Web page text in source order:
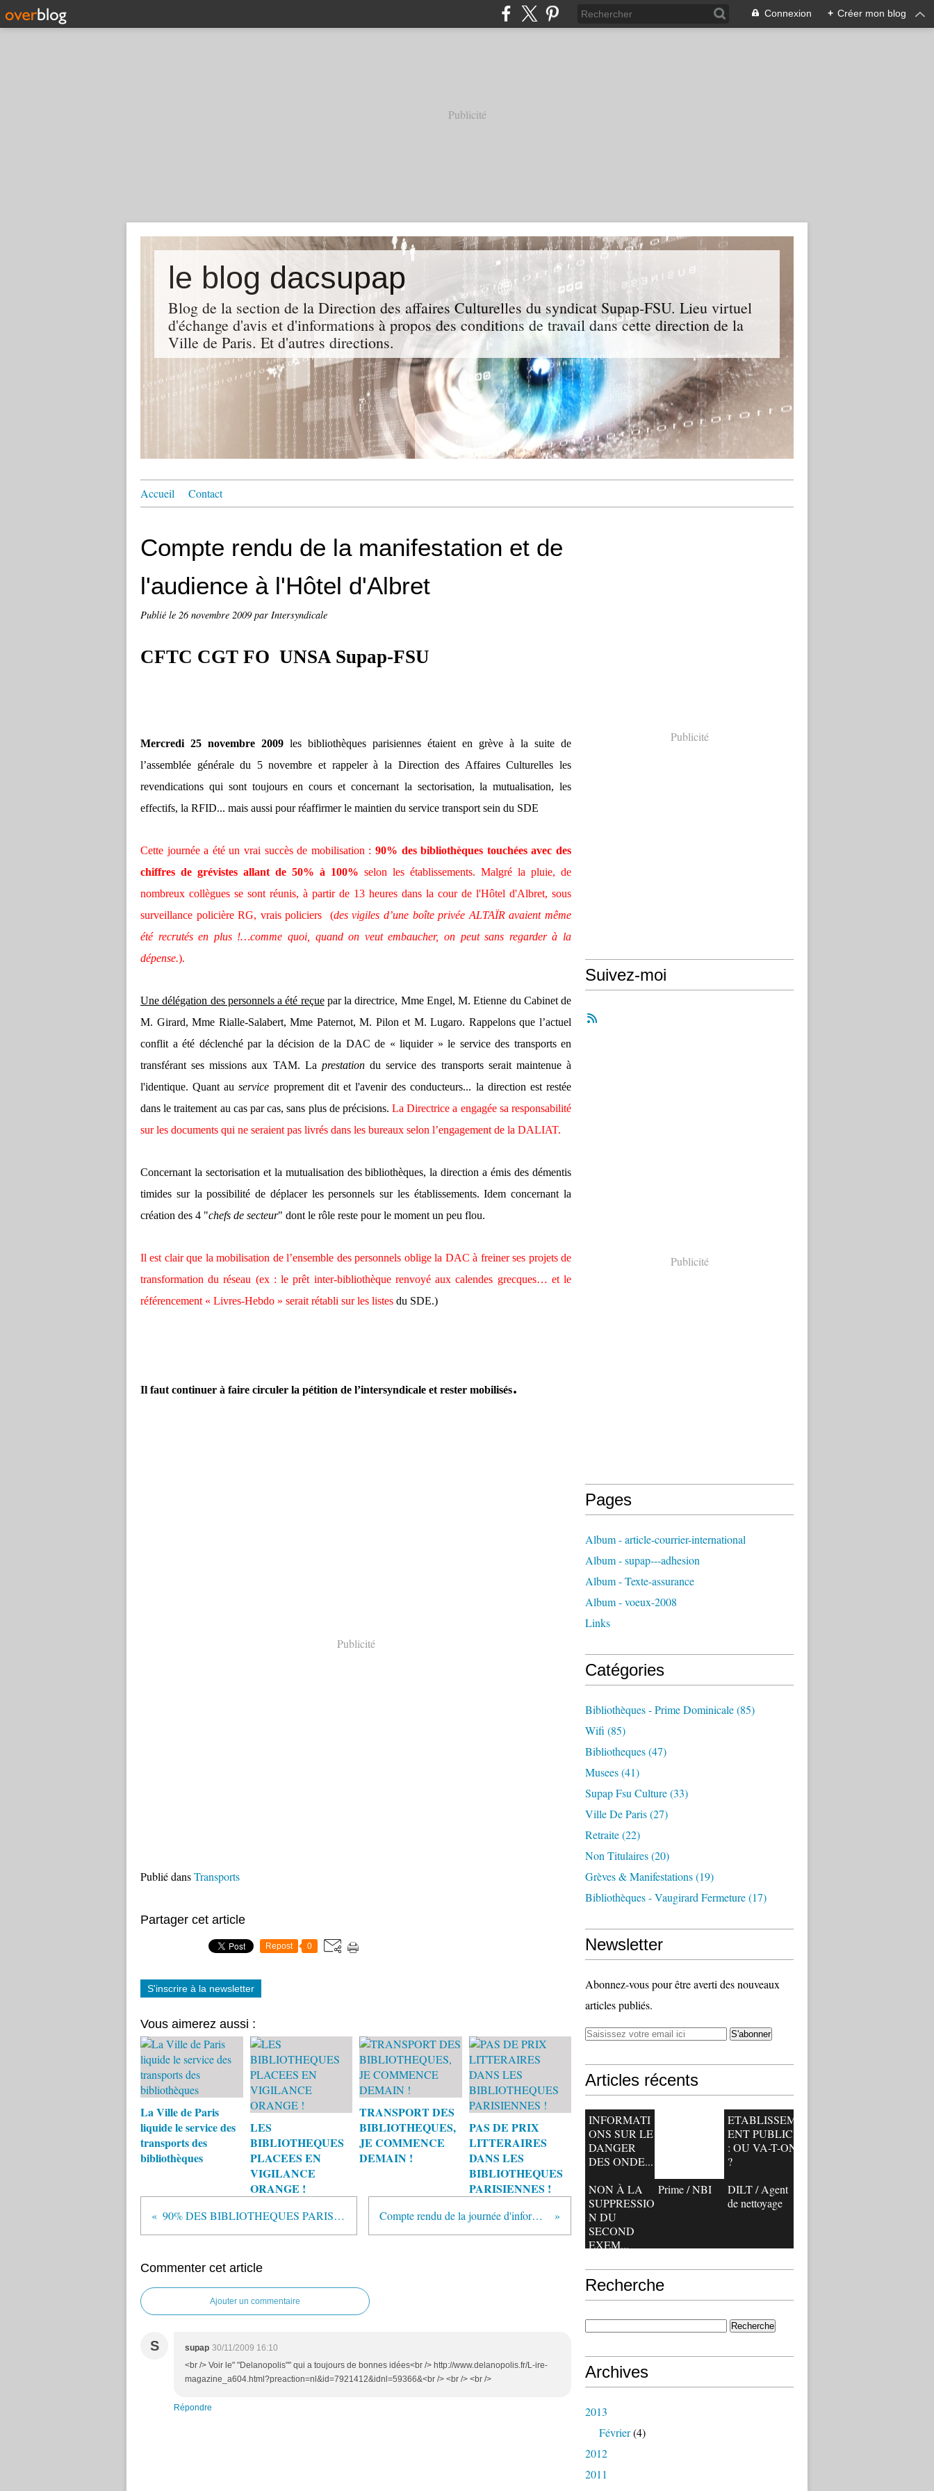
Connexion + Créer mon blog
Publicité
le blog dacsupap
Blog de la section de la Direction des affaires Culturelles du syndicat Supap-FSU. Lieu virtuel
d'échange d'avis et d'informations à propos des conditions de travail dans cette direction de la
Ville de Paris. Et d'autres directions.
Accueil Contact
Compte rendu de la manifestation et de
l'audience à l'Hôtel d'Albret
Publié le 26 novembre 2009 par Intersyndicale
CFTC CGT FO UNSA Supap-FSU
Mercredi 25 novembre 2009 les bibliothèques parisiennes étaient en grève à la suite de
l’assemblée générale du 5 novembre et rappeler à la Direction des Affaires Culturelles les
revendications qui sont toujours en cours et concernant la sectorisation, la mutualisation, les
effectifs, la RFID... mais aussi pour réaffirmer le maintien du service transport sein du SDE
Cette journée a été un vrai succès de mobilisation : 90% des bibliothèques touchées avec des
chiffres de grévistes allant de 50% à 100% selon les établissements. Malgré la pluie, de
nombreux collègues se sont réunis, à partir de 13 heures dans la cour de l'Hôtel d'Albret, sous
surveillance policière RG, vrais policiers (des vigiles d’une boîte privée ALTAÏR avaient même
été recrutés en plus !…comme quoi, quand on veut embaucher, on peut sans regarder à la
dépense.).
Une délégation des personnels a été reçuepar la directrice, Mme Engel, M. Etienne du Cabinet de
M. Girard, Mme Rialle-Salabert, Mme Paternot, M. Pilon et M. Lugaro. Rappelons que l’actuel
conflit a été déclenché par la décision de la DAC de « liquider » le service des transports en
transférant ses missions aux TAM. La prestationdu service des transports serait maintenue à
l'identique. Quant auservice proprement dit et l'avenir des conducteurs... la direction est restée
dans le traitement au cas par cas, sans plus de précisions. La Directrice a engagée sa responsabilité
sur les documents qui ne seraient pas livrés dans les bureaux selon l’engagement de la DALIAT.
Concernant la sectorisation et la mutualisation des bibliothèques, la direction a émis des démentis
timides sur la possibilité de déplacer les personnels sur les établissements. Idem concernant la
création des 4 "chefs de secteur" dont le rôle reste pour le moment un peu flou.
Il est clair que la mobilisation de l’ensemble des personnels oblige la DAC à freiner ses projets de
transformation du réseau (ex : le prêt inter-bibliothèque renvoyé aux calendes grecques… et le
référencement « Livres-Hebdo » serait rétabli sur les listes du SDE.)
Il faut continuer à faire circuler la pétition de l’intersyndicale et rester mobilisés.
Publicité
Publié dansTransports
Partager cet article
Repost 0
S'inscrire à la newsletter
Vous aimerez aussi :
La Ville de Paris
liquide le service des
transports des
bibliothèques
LES
BIBLIOTHEQUES
PLACEES EN
VIGILANCE
ORANGE !
TRANSPORT DES
BIBLIOTHEQUES,
JE COMMENCE
DEMAIN !
PAS DE PRIX
LITTERAIRES
DANS LES
BIBLIOTHEQUES
PARISIENNES !
90% DES BIBLIOTHEQUES PARISIENNES TOUCHEES Compte rendu de la journée d'information radiofréquences
Commenter cet article
Ajouter un commentaire
S supap 30/11/2009 16:10
<br /> Voir le" "Delanopolis"" qui a toujours de bonnes idées<br /> http://www.delanopolis.fr/L-ire-
magazine_a604.html?preaction=nl&id=7921412&idnl=59366&<br /> <br /> <br />
Répondre
Publicité
Suivez-moi
Publicité
Pages
Album - article-courrier-international
Album - supap---adhesion
Album - Texte-assurance
Album - voeux-2008
Links
Catégories
Bibliothèques - Prime Dominicale(85)
Wifi (85)
Bibliotheques(47)
Musees(41)
Supap Fsu Culture(33)
Ville De Paris(27)
Retraite(22)
Non Titulaires(20)
Grèves & Manifestations(19)
Bibliothèques - Vaugirard Fermeture(17)
Newsletter
Abonnez-vous pour être averti des nouveaux
articles publiés.
Articles récents
INFORMATI
ONS SUR LE
DANGER
DES ONDE...
ETABLISSEM
ENT PUBLIC
: OU VA-T-ON
?
NON À LA
SUPPRESSIO
N DU
SECOND
EXEM...
Prime / NBI
DILT / Agent
de nettoyage
Recherche
Archives
2013
Février(4)
2012
2011